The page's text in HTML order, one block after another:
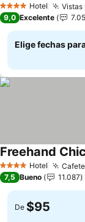
4 EstrellasHotel Vistas
9,0 Excelente
Elige fechas
4 EstrellasHotel
Freehand
7,5 Bueno 11.087
De $95